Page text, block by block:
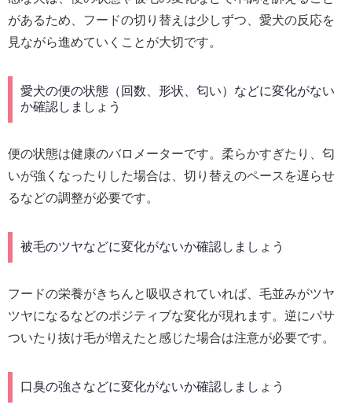
があるため、フードの切り替えは少しずつ、愛犬の反応を
見ながら進めていくことが大切です。
愛犬の便の状態（回数、形状、匂い）などに変化がない
か確認しましょう
便の状態は健康のバロメーターです。柔らかすぎたり、匂
いが強くなったりした場合は、切り替えのペースを遅らせ
るなどの調整が必要です。
被毛のツヤなどに変化がないか確認しましょう
フードの栄養がきちんと吸収されていれば、毛並みがツヤ
ツヤになるなどのポジティブな変化が現れます。逆にパサ
ついたり抜け毛が増えたと感じた場合は注意が必要です。
口臭の強さなどに変化がないか確認しましょう